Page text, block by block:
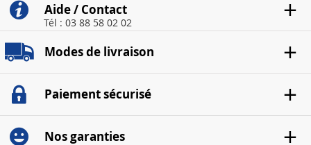
Aide / Contact
Tél : 03 88 58 02 02
Modes de livraison
Paiement sécurisé
Nos garanties